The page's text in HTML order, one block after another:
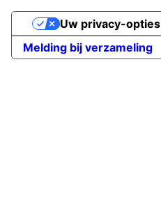
Melding bij verzameling
Uw privacy-opties